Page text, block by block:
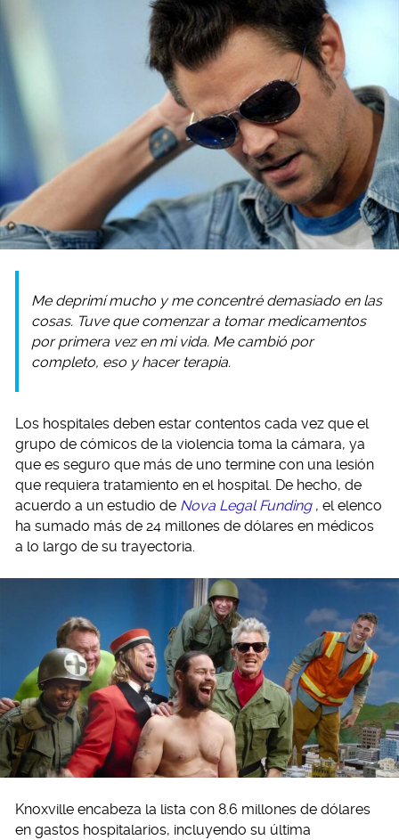
Me deprimí mucho y me concentré demasiado en las
cosas. Tuve que comenzar a tomar medicamentos
por primera vez en mi vida. Me cambió por
completo, eso y hacer terapia.
Los hospitales deben estar contentos cada vez que el
grupo de cómicos de la violencia toma la cámara, ya
que es seguro que más de uno termine con una lesión
que requiera tratamiento en el hospital. De hecho, de
acuerdo a un estudio de Nova Legal Funding , el elenco
ha sumado más de 24 millones de dólares en médicos
a lo largo de su trayectoria.
Knoxville encabeza la lista con 8.6 millones de dólares
en gastos hospitalarios, incluyendo su última